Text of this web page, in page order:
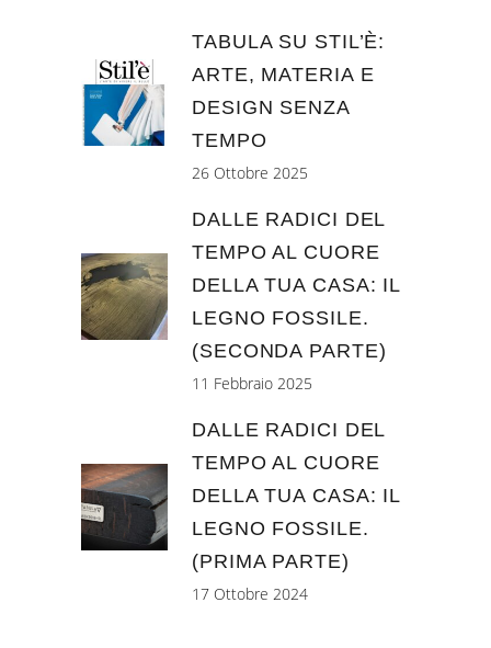
TABULA SU STIL’È:
ARTE, MATERIA E
DESIGN SENZA
TEMPO
26 Ottobre 2025
DALLE RADICI DEL
TEMPO AL CUORE
DELLA TUA CASA: IL
LEGNO FOSSILE.
(SECONDA PARTE)
11 Febbraio 2025
DALLE RADICI DEL
TEMPO AL CUORE
DELLA TUA CASA: IL
LEGNO FOSSILE.
(PRIMA PARTE)
17 Ottobre 2024